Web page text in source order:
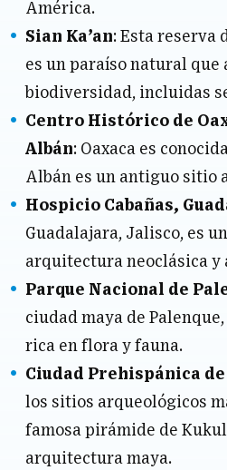
América.
Sian Ka’an: Esta reserva
es un paraíso natural
biodiversidad, incluidas
Centro Histórico de
Albán: Oaxaca es
Albán es un antiguo sitio
Hospicio Cabañas,
Guadalajara, Jalisco, es
arquitectura neoclásica y
Parque Nacional de
ciudad maya de
rica en flora y fauna.
Ciudad Prehispánica
los sitios arqueológicos
famosa pirámide de
arquitectura maya.